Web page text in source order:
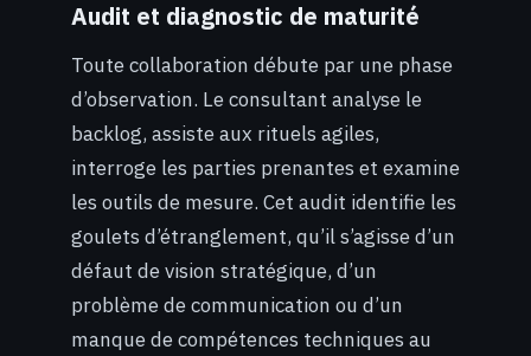
Audit et diagnostic de maturité
Toute collaboration débute par une phase
d’observation. Le consultant analyse le
backlog, assiste aux rituels agiles,
interroge les parties prenantes et examine
les outils de mesure. Cet audit identifie les
goulets d’étranglement, qu’il s’agisse d’un
défaut de vision stratégique, d’un
problème de communication ou d’un
manque de compétences techniques au